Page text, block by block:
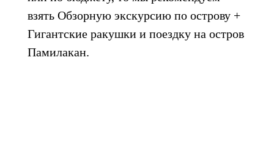
взять Обзорную экскурсию по острову +
Гигантские ракушки и поездку на остров
Памилакан.